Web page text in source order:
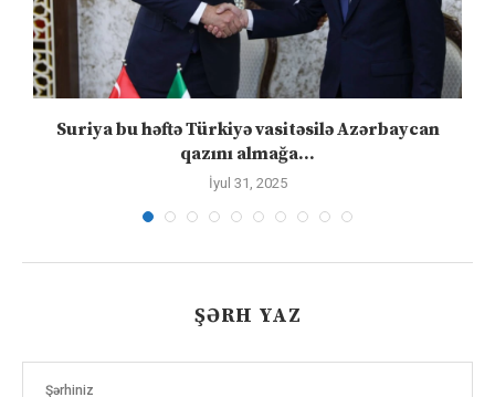
Suriya bu həftə Türkiyə vasitəsilə Azərbaycan
qazını almağa...
İyul 31, 2025
ŞƏRH YAZ